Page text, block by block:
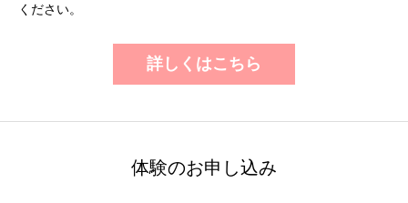
ください。
詳しくはこちら
体験のお申し込み